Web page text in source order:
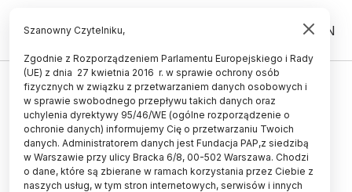
PL EN
KOSMOS
Układ Słoneczny mógł powstawać
w dwóch etapach
27.01.2021
aktualizacja: 27.01.2021
3 minuty czytania
Szanowny Czytelniku,
Zgodnie z Rozporządzeniem Parlamentu Europejskiego i Rady
(UE) z dnia 27 kwietnia 2016 r. w sprawie ochrony osób
fizycznych w związku z przetwarzaniem danych osobowych i
w sprawie swobodnego przepływu takich danych oraz
uchylenia dyrektywy 95/46/WE (ogólne rozporządzenie o
ochronie danych) informujemy Cię o przetwarzaniu Twoich
danych. Administratorem danych jest Fundacja PAP,z siedzibą
w Warszawie przy ulicy Bracka 6/8, 00-502 Warszawa. Chodzi
o dane, które są zbierane w ramach korzystania przez Ciebie z
naszych usług, w tym stron internetowych, serwisów i innych